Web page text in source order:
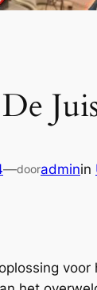
—dooradminin